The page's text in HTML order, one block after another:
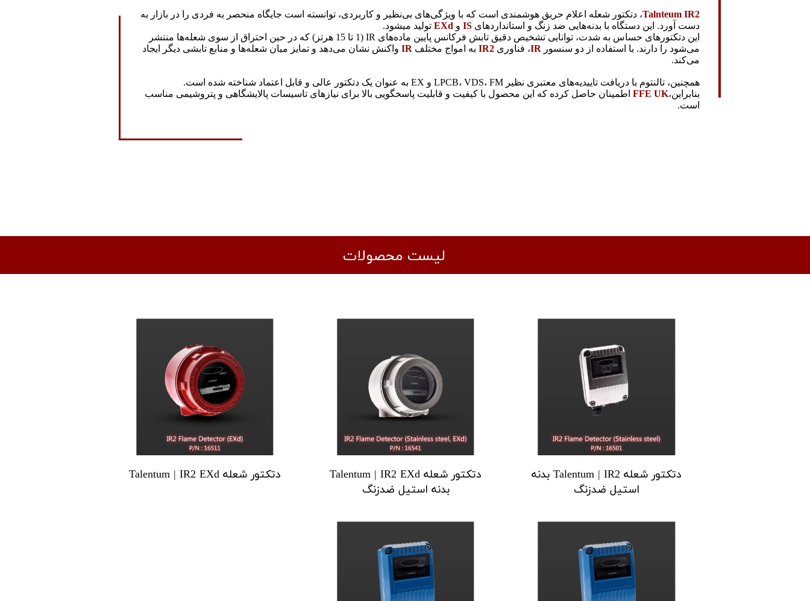
Talnteum IR2، دتکتور شعله اعلام حریق هوشمندی است که با ویژگی‌های بی‌نظیر و کاربردی، توانسته است جایگاه منحصر به فردی را در بازار به
دست آورد. این دستگاه با بدنه‌هایی ضد زنگ و استانداردهای IS و EXd تولید میشود.
این دتکتورهای حساس به شدت، توانایی تشخیص دقیق تابش فرکانس پایین ماده‌های IR (1 تا 15 هرتز) که در حین احتراق از سوی شعله‌ها منتشر
می‌شود را دارند. با استفاده از دو سنسور IR، فناوری IR2 به امواج مختلف IR واکنش نشان می‌دهد و تمایز میان شعله‌ها و منابع تابشی دیگر ایجاد
می‌کند.
همچنین، تالنتوم با دریافت تاییدیه‌های معتبری نظیر LPCB، VDS، FM و EX به عنوان یک دتکتور عالی و قابل اعتماد شناخته شده است.
بنابراین،FFE UK اطمینان حاصل کرده که این محصول با کیفیت و قابلیت پاسخگویی بالا برای نیازهای تاسیسات پالایشگاهی و پتروشیمی مناسب
است.
​لیست محصولات
دتکتور شعله Talentum | IR2 بدنه
استیل ضدزنگ
دتکتور شعله Talentum | IR2 EXd
بدنه استیل ضدزنگ
دتکتور شعله Talentum | IR2 EXd